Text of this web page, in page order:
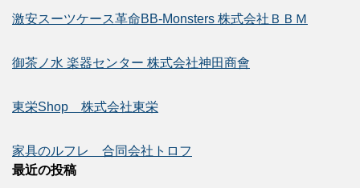
激安スーツケース革命BB-Monsters 株式会社ＢＢＭ
御茶ノ水 楽器センター 株式会社神田商會
東栄Shop 株式会社東栄
家具のルフレ 合同会社トロフ
最近の投稿